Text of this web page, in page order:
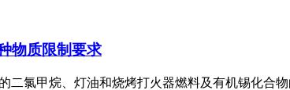
物质限制要求
二氯甲烷、灯油和烧烤打火器燃料及有机锡化合